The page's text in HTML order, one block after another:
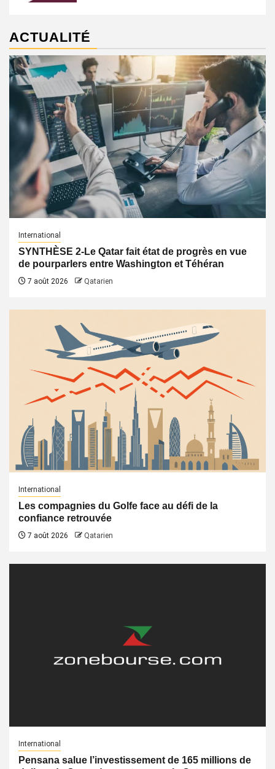
ACTUALITÉ
International
SYNTHÈSE 2-Le Qatar fait état de progrès en vue
de pourparlers entre Washington et Téhéran
7 août 2026 Qatarien
International
Les compagnies du Golfe face au défi de la
confiance retrouvée
7 août 2026 Qatarien
International
Pensana salue l’investissement de 165 millions de